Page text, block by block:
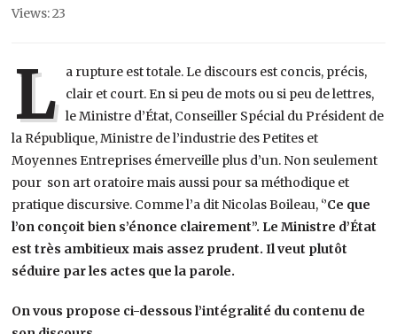
Views: 23
L a rupture est totale. Le discours est concis, précis,
clair et court. En si peu de mots ou si peu de lettres,
le Ministre d’État, Conseiller Spécial du Président de
la République, Ministre de l’industrie des Petites et
Moyennes Entreprises émerveille plus d’un. Non seulement
pour son art oratoire mais aussi pour sa méthodique et
pratique discursive. Comme l’a dit Nicolas Boileau, ‘’Ce que
l’on conçoit bien s’énonce clairement’’. Le Ministre d’État
est très ambitieux mais assez prudent. Il veut plutôt
séduire par les actes que la parole.
On vous propose ci-dessous l’intégralité du contenu de